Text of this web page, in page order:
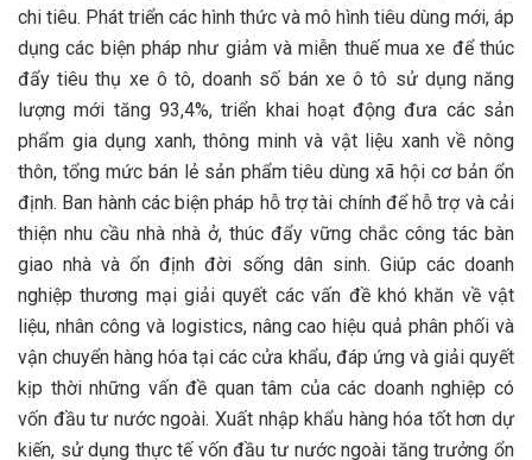
chi tiêu. Phát triển các hình thức và mô hình tiêu dùng mới, áp
dụng các biện pháp như giảm và miễn thuế mua xe để thúc
đẩy tiêu thụ xe ô tô, doanh số bán xe ô tô sử dụng năng
lượng mới tăng 93,4%, triển khai hoạt động đưa các sản
phẩm gia dụng xanh, thông minh và vật liệu xanh về nông
thôn, tổng mức bán lẻ sản phẩm tiêu dùng xã hội cơ bản ổn
định. Ban hành các biện pháp hỗ trợ tài chính để hỗ trợ và cải
thiện nhu cầu nhà nhà ở, thúc đẩy vững chắc công tác bàn
giao nhà và ổn định đời sống dân sinh. Giúp các doanh
nghiệp thương mại giải quyết các vấn đề khó khăn về vật
liệu, nhân công và logistics, nâng cao hiệu quả phân phối và
vận chuyển hàng hóa tại các cửa khẩu, đáp ứng và giải quyết
kịp thời những vấn đề quan tâm của các doanh nghiệp có
vốn đầu tư nước ngoài. Xuất nhập khẩu hàng hóa tốt hơn dự
kiến, sử dụng thực tế vốn đầu tư nước ngoài tăng trưởng ổn